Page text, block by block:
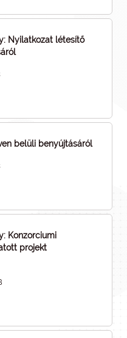
Nyilatkozat létesítő
belüli benyújtásáról
Konzorciumi
projekt